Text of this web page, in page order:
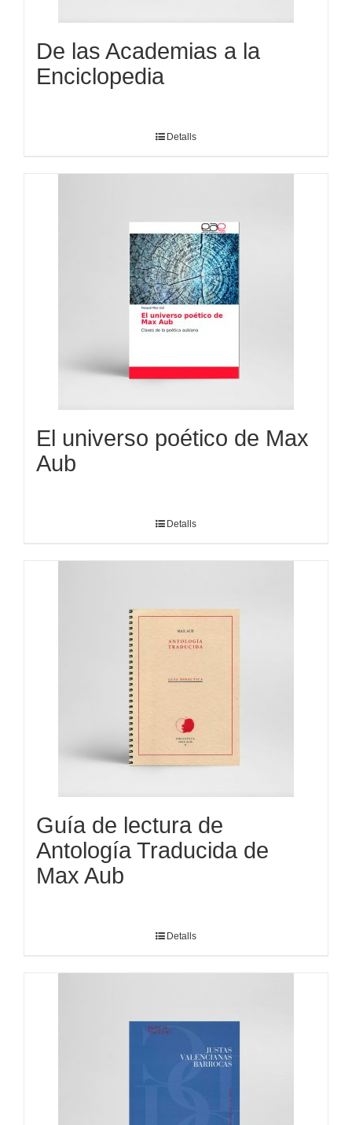
De las Academias a la
Enciclopedia
Detalls
El universo poético de Max
Aub
Detalls
Guía de lectura de
Antología Traducida de
Max Aub
Detalls